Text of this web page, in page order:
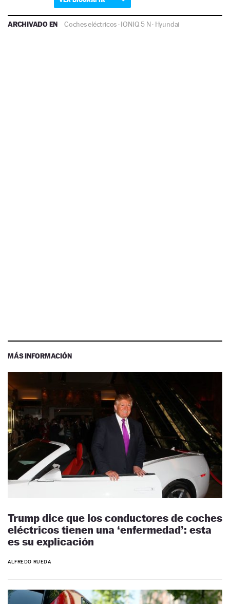
ARCHIVADO EN Coches eléctricos ·IONIQ 5 N · Hyundai
MÁS INFORMACIÓN
Trump dice que los conductores de coches
eléctricos tienen una ‘enfermedad’: esta
es su explicación
ALFREDO RUEDA